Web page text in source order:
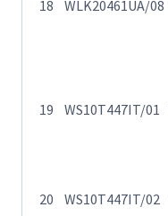
18 WLK20461UA/08
19 WS10T447IT/01
20 WS10T447IT/02